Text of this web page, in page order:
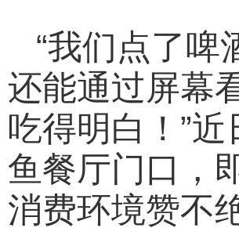
“我们点了啤
还能通过屏幕
吃得明白！”
鱼餐厅门口，
消费环境赞不